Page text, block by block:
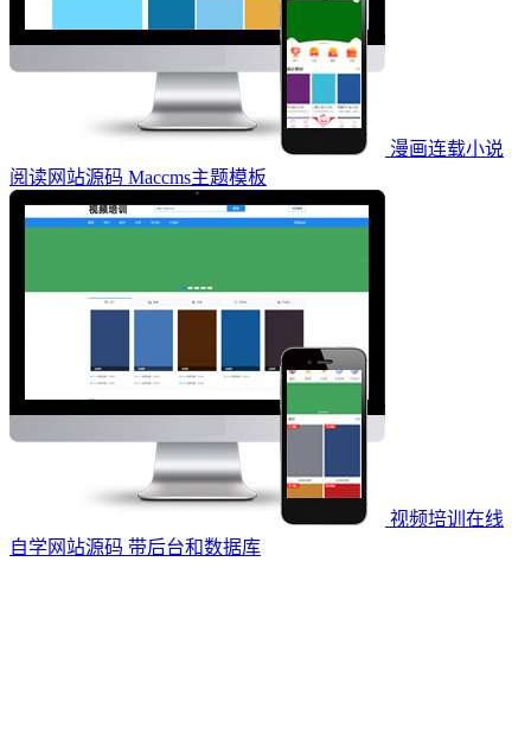
漫画连载小说
阅读网站源码 Maccms主题模板
视频培训在线
自学网站源码 带后台和数据库